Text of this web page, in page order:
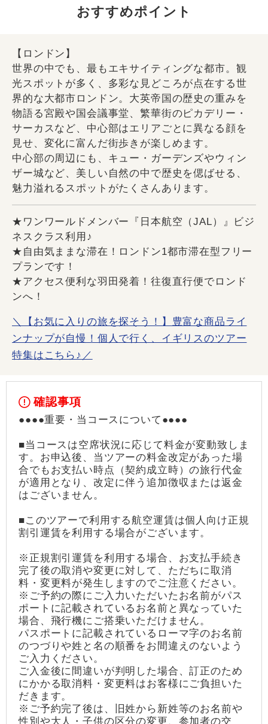
おすすめポイント
【ロンドン】
世界の中でも、最もエキサイティングな都市。観
光スポットが多く、多彩な見どころが点在する世
界的な大都市ロンドン。大英帝国の歴史の重みを
物語る宮殿や国会議事堂、繁華街のピカデリー・
サーカスなど、中心部はエリアごとに異なる顔を
見せ、変化に富んだ街歩きが楽しめます。
中心部の周辺にも、キュー・ガーデンズやウィン
ザー城など、美しい自然の中で歴史を偲ばせる、
魅力溢れるスポットがたくさんあります。
★ワンワールドメンバー『日本航空（JAL）』ビジ
ネスクラス利用♪
★自由気ままな滞在！ロンドン1都市滞在型フリー
プランです！
★アクセス便利な羽田発着！往復直行便でロンド
ンへ！
＼【お気に入りの旅を探そう！】豊富な商品ライ
ンナップが自慢！個人で行く、イギリスのツアー
特集はこちら♪／
確認事項
●●●●重要・当コースについて●●●●
■当コースは空席状況に応じて料金が変動致しま
す。お申込後、当ツアーの料金改定があった場
合でもお支払い時点（契約成立時）の旅行代金
が適用となり、改定に伴う追加徴収または返金
はございません。
■このツアーで利用する航空運賃は個人向け正規
割引運賃を利用する場合がございます。
※正規割引運賃を利用する場合、お支払手続き
完了後の取消や変更に対して、ただちに取消
料・変更料が発生しますのでご注意ください。
※ご予約の際にご入力いただいたお名前がパス
ポートに記載されているお名前と異なっていた
場合、飛行機にご搭乗いただけません。
パスポートに記載されているローマ字のお名前
のつづりや姓と名の順番をお間違えのないよう
ご入力ください。
ご入金後に間違いが判明した場合、訂正のため
にかかる取消料・変更料はお客様にご負担いた
だきます。
※ご予約完了後は、旧姓から新姓等のお名前や
性別や大人・子供の区分の変更、参加者の交